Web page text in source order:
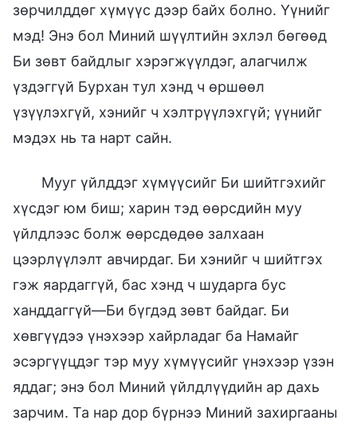
зөрчилддөг хүмүүс дээр байх болно. Үүнийг
мэд! Энэ бол Миний шүүлтийн эхлэл бөгөөд
Би зөвт байдлыг хэрэгжүүлдэг, алагчилж
үздэггүй Бурхан тул хэнд ч өршөөл
үзүүлэхгүй, хэнийг ч хэлтрүүлэхгүй; үүнийг
мэдэх нь та нарт сайн.
Мууг үйлддэг хүмүүсийг Би шийтгэхийг
хүсдэг юм биш; харин тэд өөрсдийн муу
үйлдлээс болж өөрсдөдөө залхаан
цээрлүүлэлт авчирдаг. Би хэнийг ч шийтгэх
гэж яардаггүй, бас хэнд ч шударга бус
ханддаггүй—Би бүгдэд зөвт байдаг. Би
хөвгүүдээ үнэхээр хайрладаг ба Намайг
эсэргүүцдэг тэр муу хүмүүсийг үнэхээр үзэн
яддаг; энэ бол Миний үйлдлүүдийн ар дахь
зарчим. Та нар дор бүрнээ Миний захиргааны